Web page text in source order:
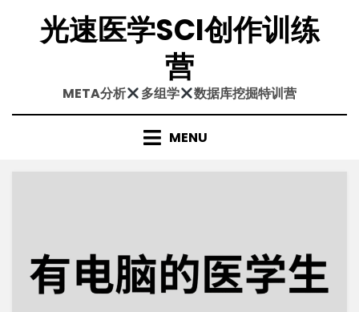
content光速医学SCI创作训练
营
META分析 多组学 数据库挖掘特训营
MENU